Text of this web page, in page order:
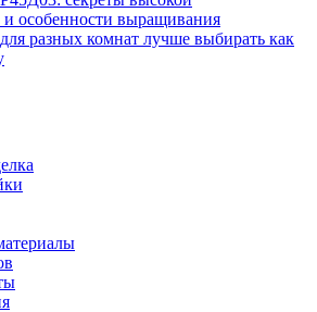
и особенности выращивания
разных комнат лучше выбирать как